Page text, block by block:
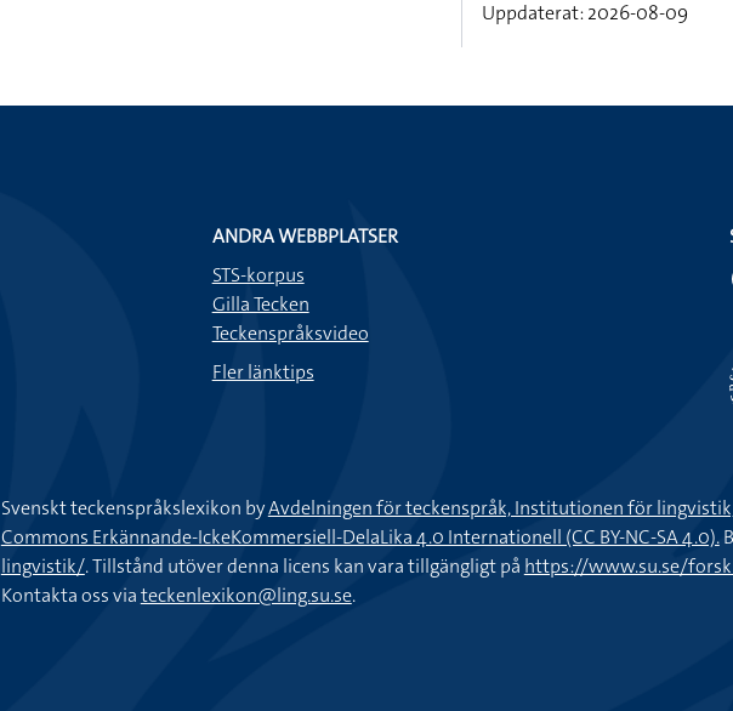
Uppdaterat: 2026-08-09
ANDRA WEBBPLATSER
STS-korpus
Gilla Tecken
Teckenspråksvideo
Fler länktips
Svenskt teckenspråkslexikon byAvdelningen för teckenspråk, Institutionen för
Commons Erkännande-IckeKommersiell-DelaLika 4.0 Internationell (CC BY-NC-SA 4.0).
lingvistik/. Tillstånd utöver denna licens kan vara tillgängligt på https://www.su.se/
Kontakta oss viateckenlexikon@ling.su.se.